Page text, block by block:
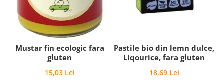
Mustar fin ecologic fara
gluten
15,03 Lei
Pastile bio din lemn dulce,
Liqourice, fara gluten
18,69 Lei